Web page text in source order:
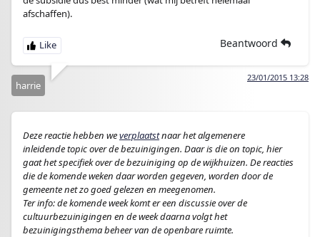
afschaffen).
Beantwoord
23/01/2015 13:28
harrie
Deze reactie hebben weverplaatstnaar het algemenere
inleidende topic over de bezuinigingen. Daar is die on topic, hier
gaat het specifiek over de bezuiniging op de wijkhuizen. De reacties
die de komende weken daar worden gegeven, worden door de
gemeente net zo goed gelezen en meegenomen.
Ter info: de komende week komt er een discussie over de
cultuurbezuinigingen en de week daarna volgt het
bezuinigingsthema beheer van de openbare ruimte.